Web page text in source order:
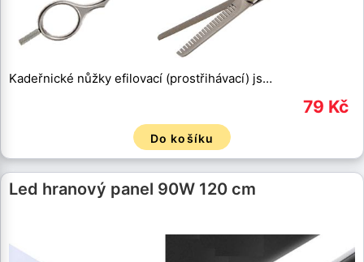
Kadeřnické nůžky efilovací (prostřihávací) js…
79 Kč
Do košíku
Led hranový panel 90W 120 cm